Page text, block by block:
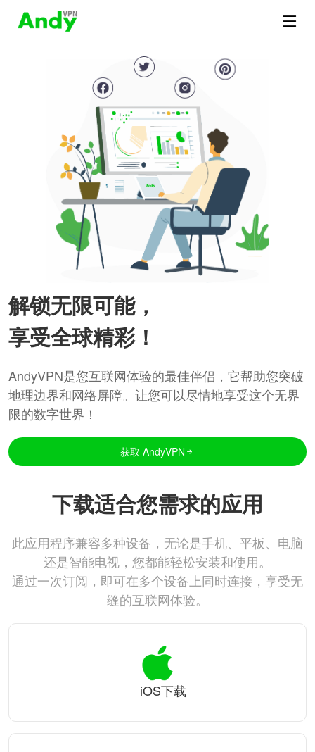
解锁无限可能，
享受全球精彩！
AndyVPN是您互联网体验的最佳伴侣，它帮助您突破
地理边界和网络屏障。让您可以尽情地享受这个无界
限的数字世界！
获取 AndyVPN
下载适合您需求的应用
此应用程序兼容多种设备，无论是手机、平板、电脑
还是智能电视，您都能轻松安装和使用。
通过一次订阅，即可在多个设备上同时连接，享受无
缝的互联网体验。
iOS下载